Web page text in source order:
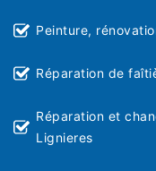
Peinture,
Réparation de
Réparation et
Lignieres